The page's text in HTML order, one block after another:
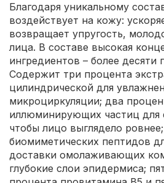
Благодаря уникальному
воздействует на кожу:
возвращает упругость,
лица. В составе высокая
ингредиентов – более десяти
Содержит три процента
цилиндрической для
микроциркуляции; два
иллюминирующих частиц для
чтобы лицо выглядело
биомиметических пептидов
доставки омолаживающих
глубокие слои эпидермиса;